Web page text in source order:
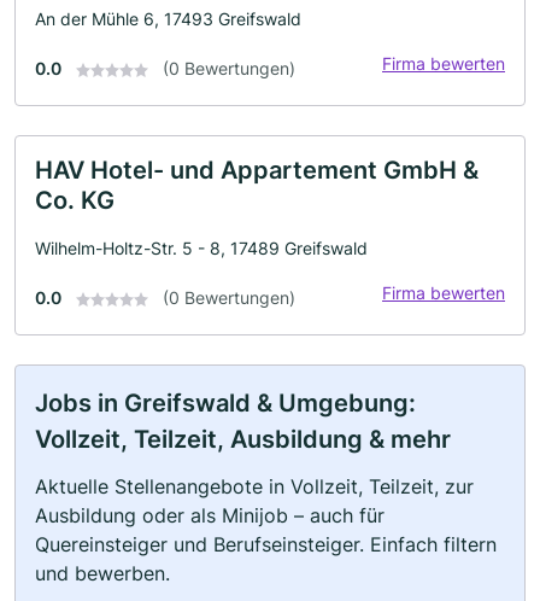
An der Mühle 6, 17493 Greifswald
0.0 (0 Bewertungen) Firma bewerten
HAV Hotel- und Appartement GmbH &
Co. KG
Wilhelm-Holtz-Str. 5 - 8, 17489 Greifswald
0.0 (0 Bewertungen) Firma bewerten
Jobs in Greifswald & Umgebung:
Vollzeit, Teilzeit, Ausbildung & mehr
Aktuelle Stellenangebote in Vollzeit, Teilzeit, zur
Ausbildung oder als Minijob – auch für
Quereinsteiger und Berufseinsteiger. Einfach filtern
und bewerben.